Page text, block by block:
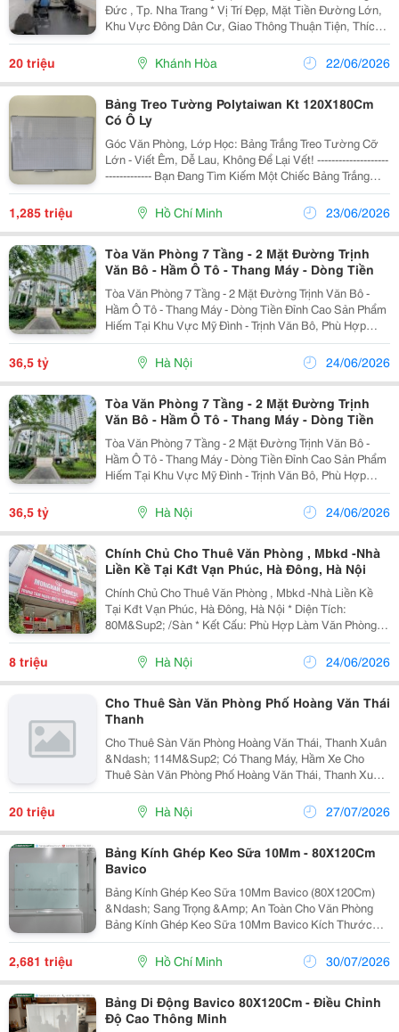
Đức , Tp. Nha Trang * Vị Trí Đẹp, Mặt Tiền Đường Lớn,
Khu Vực Đông Dân Cư, Giao Thông Thuận Tiện, Thích
Hợp Làm Văn Phòng Công Ty, Trung Tâm Đào Tạo,
Showroom Hoặc Kinh Doanh Ổn Định Lâu Dài. *
Thông...
20 triệu Khánh Hòa 22/06/2026
Bảng Treo Tường Polytaiwan Kt 120X180Cm
Có Ô Ly
Góc Văn Phòng, Lớp Học: Bảng Trắng Treo Tường Cỡ
Lớn - Viết Êm, Dễ Lau, Không Để Lại Vết! --------------------
------------- Bạn Đang Tìm Kiếm Một Chiếc Bảng Trắng
Kích Thước Lớn Cho Phòng Họp Công Ty, Trung Tâm
1,285 triệu Hồ Chí Minh 23/06/2026
Tòa Văn Phòng 7 Tầng - 2 Mặt Đường Trịnh
Văn Bô - Hầm Ô Tô - Thang Máy - Dòng Tiền
Tòa Văn Phòng 7 Tầng - 2 Mặt Đường Trịnh Văn Bô -
Hầm Ô Tô - Thang Máy - Dòng Tiền Đỉnh Cao Sản Phẩm
Hiếm Tại Khu Vực Mỹ Đình - Trịnh Văn Bô, Phù Hợp
Làm Trụ Sở Công Ty, Trung Tâm Đào Tạo, Showroom,
Văn Phòng Cho Thuê Hoặc Giữ Tài Sản Dài...
36,5 tỷ Hà Nội 24/06/2026
Tòa Văn Phòng 7 Tầng - 2 Mặt Đường Trịnh
Văn Bô - Hầm Ô Tô - Thang Máy - Dòng Tiền
Tòa Văn Phòng 7 Tầng - 2 Mặt Đường Trịnh Văn Bô -
Hầm Ô Tô - Thang Máy - Dòng Tiền Đỉnh Cao Sản Phẩm
Hiếm Tại Khu Vực Mỹ Đình - Trịnh Văn Bô, Phù Hợp
Làm Trụ Sở Công Ty, Trung Tâm Đào Tạo, Showroom,
Văn Phòng Cho Thuê Hoặc Giữ Tài Sản Dài...
36,5 tỷ Hà Nội 24/06/2026
Chính Chủ Cho Thuê Văn Phòng , Mbkd -Nhà
Liền Kề Tại Kđt Vạn Phúc, Hà Đông, Hà Nội
Chính Chủ Cho Thuê Văn Phòng , Mbkd -Nhà Liền Kề
Tại Kđt Vạn Phúc, Hà Đông, Hà Nội * Diện Tích:
80M&Sup2; /Sàn * Kết Cấu: Phù Hợp Làm Văn Phòng,
Công Ty, Trung Tâm Đào Tạo, Spa , Lớp Học Showroom,
Kinh Doanh Online,... * Vị Trí Thuận Lợi - Nằm...
8 triệu Hà Nội 24/06/2026
Cho Thuê Sàn Văn Phòng Phố Hoàng Văn Thái
Thanh
Cho Thuê Sàn Văn Phòng Hoàng Văn Thái, Thanh Xuân
&Ndash; 114M&Sup2; Có Thang Máy, Hầm Xe Cho
Thuê Sàn Văn Phòng Phố Hoàng Văn Thái, Thanh Xuân.
Vị Trí Đẹp, Giao Thông Thuận Tiện, Phù Hợp Làm Văn
Phòng Công Ty, Trung Tâm Đào Tạo, It, Studio. ...
20 triệu Hà Nội 27/07/2026
Bảng Kính Ghép Keo Sữa 10Mm - 80X120Cm
Bavico
Bảng Kính Ghép Keo Sữa 10Mm Bavico (80X120Cm)
&Ndash; Sang Trọng &Amp; An Toàn Cho Văn Phòng
Bảng Kính Ghép Keo Sữa 10Mm Bavico Kích Thước
80X120Cm Là Giải Pháp Bảng Viết Cao Cấp, Hiện Đại
Dành Cho Văn Phòng Làm Việc, Phòng Họp, Trung Tâm
Đào Tạo...
2,681 triệu Hồ Chí Minh 30/07/2026
Bảng Di Động Bavico 80X120Cm - Điều Chỉnh
Độ Cao Thông Minh